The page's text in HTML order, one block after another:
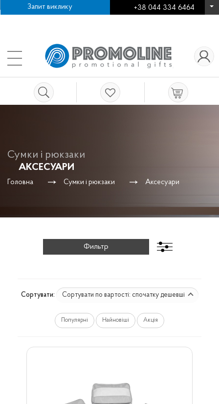
Про компанію
Як зробити замовлення+38 044 334 6464
Запит виклику
Головна Сумки і рюкзаки Аксесуари
Сумки і рюкзаки
АКСЕСУАРИ
Сортувати: Сортувати по вартості: спочатку дешевші
Популярні Найновіші Акція